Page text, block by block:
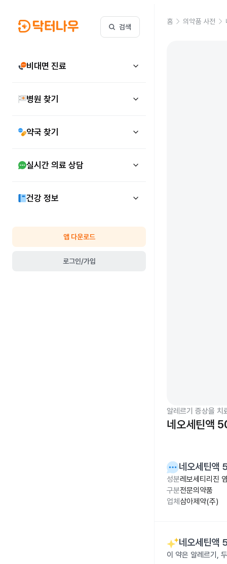
검색
비대면 진료
병원 찾기
약국 찾기
실시간 의료 상담
건강 정보
앱 다운로드
로그인/가입
홈 의약품 사전
알레르기 증상을 치
네오세틴액
네오세틴
성분레보세티리진
구분전문의약품
업체 삼아제약(주)
네오세틴
이 약은 알레르기,